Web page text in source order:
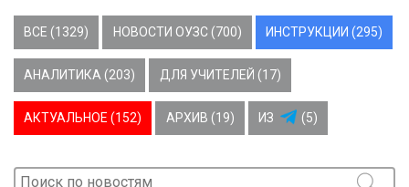
ВСЕ (1329) НОВОСТИ ОУЗС (700) ИНСТРУКЦИИ (295)
АНАЛИТИКА (203) ДЛЯ УЧИТЕЛЕЙ (17)
АКТУАЛЬНОЕ (152) АРХИВ (19) ИЗ (5)